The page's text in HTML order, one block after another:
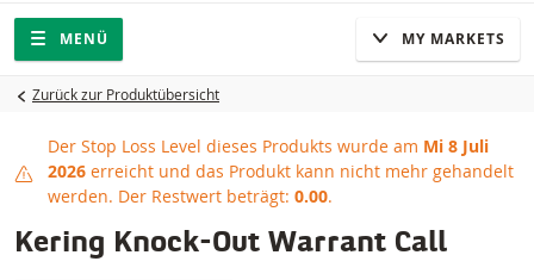
Navigation
Seitennavigation
MENÜ MY MARKETS
Zurück zur Produktübersicht
Stop Loss erreicht
Der Stop Loss Level dieses Produkts wurde am Mi 8 Juli
2026 erreicht und das Produkt kann nicht mehr gehandelt
werden. Der Restwert beträgt: 0.00.
Kering Knock-Out Warrant Call